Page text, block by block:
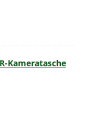
Kameratasche